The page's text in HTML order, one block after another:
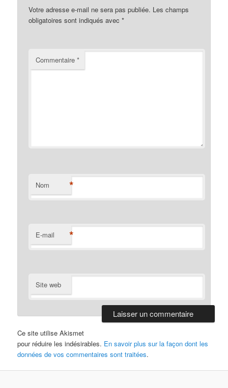
Votre adresse e-mail ne sera pas publiée. Les champs
obligatoires sont indiqués avec*
Commentaire*
Nom *
E-mail *
Site web
Ce site utilise Akismet
pour réduire les indésirables. En savoir plus sur la façon dont les
données de vos commentaires sont traitées.